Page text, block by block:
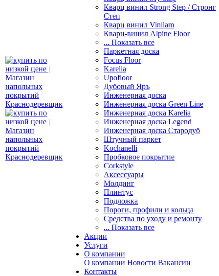
Кварц винил Strong Step / Стронг
Степ
Кварц винил Vinilam
Кварц-винил Alpine Floor
... Показать все
Паркетная доска
Focus Floor
Karelia
Upofloor
Дубовый Яръ
Инженерная доска
Инженерная доска Green Line
Инженерная доска Karelia
Инженерная доска Legend
Инженерная доска Стародуб
Штучный паркет
Kochanelli
Пробковое покрытие
Corkstyle
Аксессуары
Молдинг
Плинтус
Подложка
Пороги, профили и кольца
Средства по уходу и ремонту
... Показать все
Акции
Услуги
О компании
О компании Новости Вакансии
Контакты